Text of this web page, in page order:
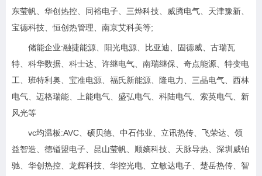
东莹帆、华创热控、同裕电子、三烨科技、威腾电气、天津豫新、
宝德科技、恒创热管理、南京艾科美等;
储能企业:融捷能源、阳光电源、比亚迪、固德威、古瑞瓦
特、科华数据、科士达、许继电气、南瑞继保、奇点能源、特变电
工、班特利奥、宝准电源、福氏新能源、隆电力、三晶电气、西林
电气、迈格瑞能、上能电气、盛弘电气、科陆电气、索英电气、新
风光等
vc均温板:AVC、硕贝德、中石伟业、立讯热传、飞荣达、领
益智造、德镒盟电子、昆山莹帆、顺嫡科技、天脉导热、深圳威铂
驰、华创热控、龙辉科技、华控光电、立敏达电子、楚岳热传、智